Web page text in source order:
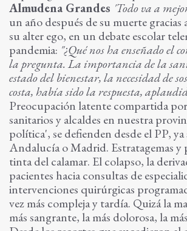
Almudena Grandes 'Todo va a
un año después de su muerte
su alter ego, en un debate escolar
pandemia: "¿Qué nos ha enseñado el
la pregunta. La importancia de la
estado del bienestar, la necesidad de
costa, había sido la respuesta,
Preocupación latente compartida
sanitarios y alcaldes en nuestra
política', se defienden desde el PP, ya
Andalucía o Madrid. Estratagemas y
tinta del calamar. El colapso, la
pacientes hacia consultas de
intervenciones quirúrgicas
vez más compleja y tardía. Quizá la
más sangrante, la más dolorosa, la